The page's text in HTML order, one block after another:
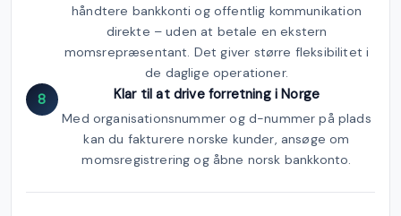
håndtere bankkonti og offentlig kommunikation
direkte – uden at betale en ekstern
momsrepræsentant. Det giver større fleksibilitet i
de daglige operationer.
8 Klar til at drive forretning i Norge
Med organisationsnummer og d-nummer på plads
kan du fakturere norske kunder, ansøge om
momsregistrering og åbne norsk bankkonto.